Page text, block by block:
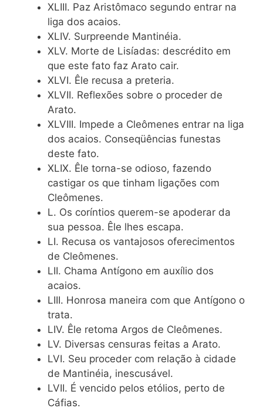
XLIII. Paz Aristômaco segundo entrar na
liga dos acaios.
XLIV. Surpreende Mantinéia.
XLV. Morte de Lisíadas: descrédito em
que este fato faz Arato cair.
XLVI. Êle recusa a preteria.
XLVII. Reflexões sobre o proceder de
Arato.
XLVIII. Impede a Cleômenes entrar na liga
dos acaios. Conseqüências funestas
deste fato.
XLIX. Êle torna-se odioso, fazendo
castigar os que tinham ligações com
Cleômenes.
L. Os coríntios querem-se apoderar da
sua pessoa. Êle lhes escapa.
LI. Recusa os vantajosos oferecimentos
de Cleômenes.
LII. Chama Antígono em auxílio dos
acaios.
LIII. Honrosa maneira com que Antígono o
trata.
LIV. Êle retoma Argos de Cleômenes.
LV. Diversas censuras feitas a Arato.
LVI. Seu proceder com relação à cidade
de Mantinéia, inescusável.
LVII. É vencido pelos etólios, perto de
Cáfias.